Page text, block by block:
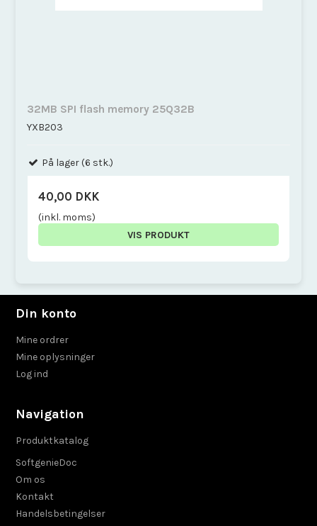
32MB SPI flash memory 25Q32B
YXB203
På lager (6 stk.)
40,00 DKK
(inkl. moms)
VIS PRODUKT
Din konto
Mine ordrer
Mine oplysninger
Log ind
Navigation
Produktkatalog
SoftgenieDoc
Om os
Kontakt
Handelsbetingelser